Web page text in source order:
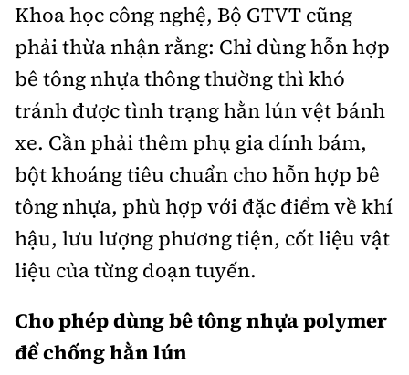
Khoa học công nghệ, Bộ GTVT cũng
phải thừa nhận rằng: Chỉ dùng hỗn hợp
bê tông nhựa thông thường thì khó
tránh được tình trạng hằn lún vệt bánh
xe. Cần phải thêm phụ gia dính bám,
bột khoáng tiêu chuẩn cho hỗn hợp bê
tông nhựa, phù hợp với đặc điểm về khí
hậu, lưu lượng phương tiện, cốt liệu vật
liệu của từng đoạn tuyến.
Cho phép dùng bê tông nhựa polymer
để chống hằn lún